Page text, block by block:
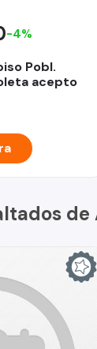
Pobl.
acepto
-4%
de